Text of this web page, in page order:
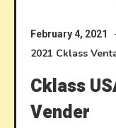
February 4, 2021
2021 Cklass
Cklass
Vender